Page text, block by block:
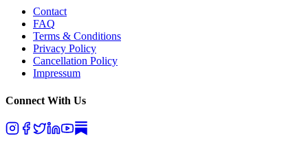
Contact
FAQ
Terms & Conditions
Privacy Policy
Cancellation Policy
Impressum
Connect With Us